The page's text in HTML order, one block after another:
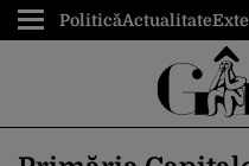
PoliticăActualitate